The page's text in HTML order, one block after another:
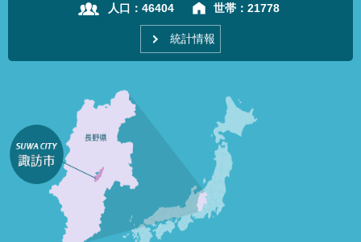
人口： 46404 世帯： 21778
統計情報